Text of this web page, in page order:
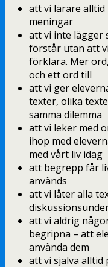
att vi lärare
meningar
att vi inte lägger
förstår utan att
förklara. Mer
och ett ord till
att vi ger
texter, olika
samma dilemma
att vi leker med
ihop med
med vårt liv idag
att begrepp får
används
att vi låter alla
att vi aldrig
begripna – att
använda dem
att vi själva